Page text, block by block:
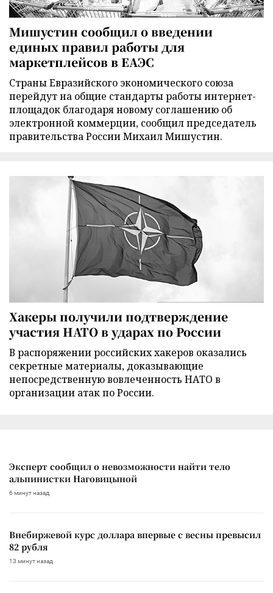
Мишустин сообщил о введении
единых правил работы для
маркетплейсов в ЕАЭС
Страны Евразийского экономического союза
перейдут на общие стандарты работы интернет-
площадок благодаря новому соглашению об
электронной коммерции, сообщил председатель
правительства России Михаил Мишустин.
Хакеры получили подтверждение
участия НАТО в ударах по России
В распоряжении российских хакеров оказались
секретные материалы, доказывающие
непосредственную вовлеченность НАТО в
организации атак по России.
Эксперт сообщил о невозможности найти тело
альпинистки Наговицыной
6 минут назад
Внебиржевой курс доллара впервые с весны превысил
82 рубля
13 минут назад